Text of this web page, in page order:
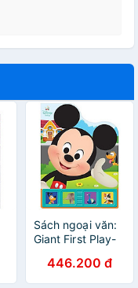
Sách ngoại văn:
Giant First Play-
Baby Mickey
446.200 đ